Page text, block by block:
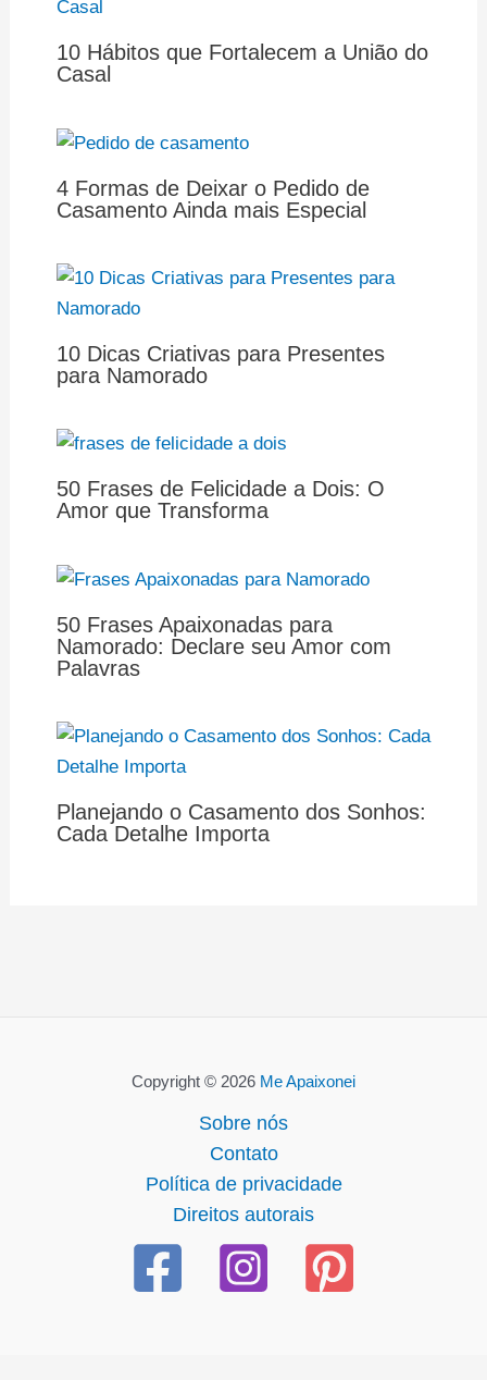
10 Hábitos que Fortalecem a União do
Casal
4 Formas de Deixar o Pedido de
Casamento Ainda mais Especial
10 Dicas Criativas para Presentes
para Namorado
50 Frases de Felicidade a Dois: O
Amor que Transforma
50 Frases Apaixonadas para
Namorado: Declare seu Amor com
Palavras
Planejando o Casamento dos Sonhos:
Cada Detalhe Importa
Copyright © 2026 Me Apaixonei
Sobre nós
Contato
Política de privacidade
Direitos autorais